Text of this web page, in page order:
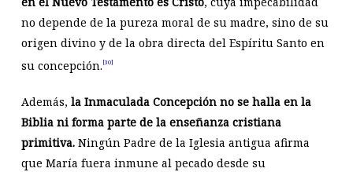
no depende de la pureza moral de su madre, sino de su
origen divino y de la obra directa del Espíritu Santo en
su concepción. [30]
Además, la Inmaculada Concepción no se halla en la
Biblia ni forma parte de la enseñanza cristiana
primitiva.Ningún Padre de la Iglesia antigua afirma
que María fuera inmune al pecado desde su